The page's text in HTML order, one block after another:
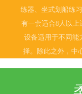
练器、坐式划船练
有一套适合8人以
设备适用于不同能
择。除此之外，中